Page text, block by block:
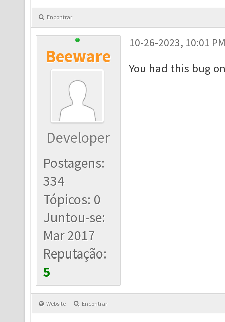
Encontrar
Beeware
Developer
Postagens:
334
Tópicos: 0
Juntou-se:
Mar 2017
Reputação:
5
10-26-2023, 10:01
You had this bug
Website Encontrar